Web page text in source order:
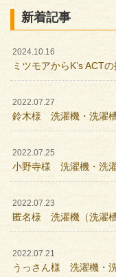
新着記事
2024.10.16
ミツモアからK’s ACT
2022.07.27
鈴木様 洗濯機・洗濯
2022.07.25
小野寺様 洗濯機・洗
2022.07.23
匿名様 洗濯機（洗濯
2022.07.21
うっさん様 洗濯機・